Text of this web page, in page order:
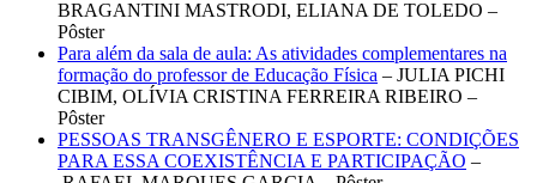
BRAGANTINI MASTRODI, ELIANA DE TOLEDO –
Pôster
Para além da sala de aula: As atividades complementares na
formação do professor de Educação Física – JULIA PICHI
CIBIM, OLÍVIA CRISTINA FERREIRA RIBEIRO –
Pôster
PESSOAS TRANSGÊNERO E ESPORTE: CONDIÇÕES
PARA ESSA COEXISTÊNCIA E PARTICIPAÇÃO –